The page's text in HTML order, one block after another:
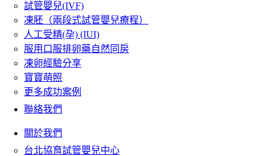
試管嬰兒(IVF)
凍胚（兩段式試管嬰兒療程）
人工受精(孕) (IUI)
服用口服排卵藥自然同房
凍卵經驗分享
寶寶萌照
更多成功案例
聯絡我們
關於我們
台北協育試管嬰兒中心